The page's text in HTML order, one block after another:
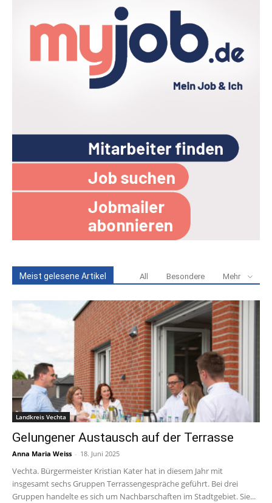
Meist gelesene Artikel All Besondere Mehr
Landkreis Vechta
Gelungener Austausch auf der Terrasse
Anna Maria Weiss - 18. Juni 2025
Vechta. Bürgermeister Kristian Kater hat in diesem Jahr mit
insgesamt sechs Gruppen Terrassengespräche geführt. Bei drei
Gruppen handelte es sich um Nachbarschaften im Stadtgebiet. Sie...